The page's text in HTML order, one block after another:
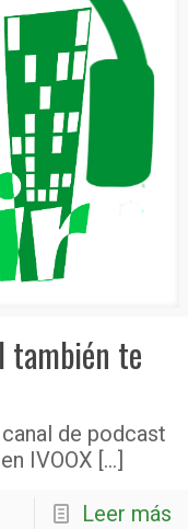
también te
de podcast
IVOOX […]
Leer más